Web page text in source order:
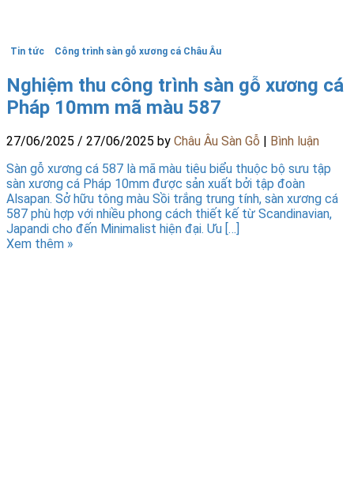
Tin tức Công trình sàn gỗ xương cá Châu Âu
Nghiệm thu công trình sàn gỗ xương cá
Pháp 10mm mã màu 587
27/06/2025 / 27/06/2025 by Châu Âu Sàn Gỗ
Bình luận
Sàn gỗ xương cá 587 là mã màu tiêu biểu thuộc bộ sưu tập
sàn xương cá Pháp 10mm được sản xuất bởi tập đoàn
Alsapan. Sở hữu tông màu Sồi trắng trung tính, sàn xương cá
587 phù hợp với nhiều phong cách thiết kế từ Scandinavian,
Japandi cho đến Minimalist hiện đại. Ưu […]
Xem thêm »